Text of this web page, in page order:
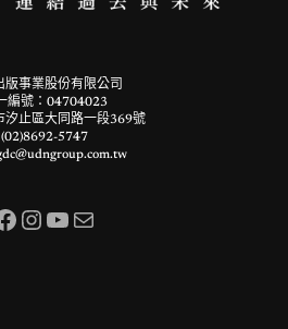
版事業股份有限公司
編號：04704023
汐止區大同路一段369號
(02)8692-5747
InstagramYouTube 電子郵件